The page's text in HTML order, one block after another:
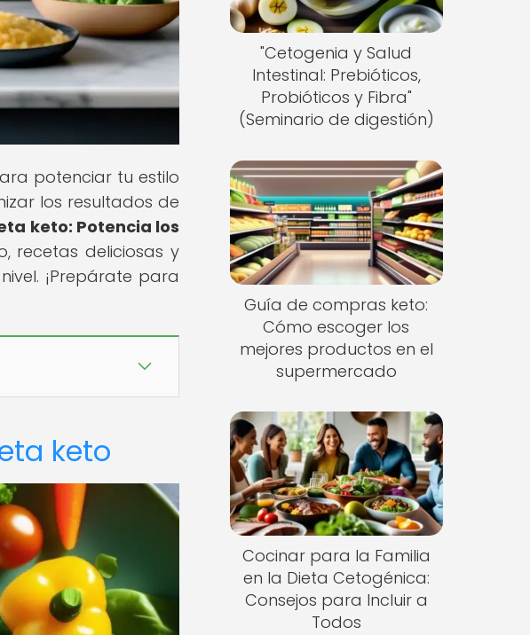
potenciar tu estilo
los resultados de
keto: Potencia los
recetas deliciosas y
¡Prepárate para
keto
"Cetogenia y Salud
Intestinal: Prebióticos,
Probióticos y Fibra"
(Seminario de digestión)
Guía de compras keto:
Cómo escoger los
mejores productos en el
supermercado
Cocinar para la Familia
en la Dieta Cetogénica:
Consejos para Incluir a
Todos